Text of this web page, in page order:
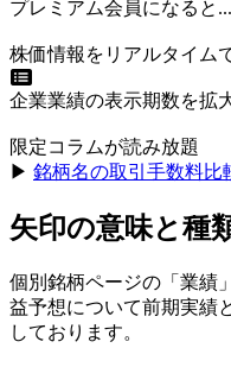
プレミアム会員になると...
株価情報をリアルタイム
企業業績の表示期数を拡
限定コラムが読み放題
▶︎ 銘柄名の取引手数料比
矢印の意味と種
個別銘柄ページの「業績
益予想について前期実績
しております。